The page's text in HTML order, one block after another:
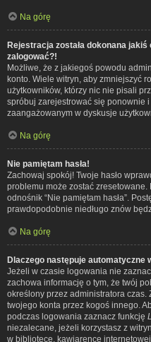
Na górę
Rejestracja została dokonana
zalogować?!
Możliwe, że z jakiegoś powodu
konto. Wiele witryn, aby zmniejszyć
użytkowników, którzy nic nie pisali
spróbuj zarejestrować się ponownie
zaangażowanym w dyskusje
Na górę
Nie pamiętam hasła!
Zachowaj spokój! Twoje hasło
problemu może zostać
odnośnik “Nie pamiętam hasła”.
prawdopodobnie niedługo znów
Na górę
Dlaczego następuje automatyczne
Jeżeli w czasie logowania nie
zachowa informację o tym, że twój
określony przez administratora czas.
twojego konta przez kogoś innego.
podczas logowania zaznacz funkcję
niezalecane, jeżeli korzystasz z
w bibliotece, kawiarence